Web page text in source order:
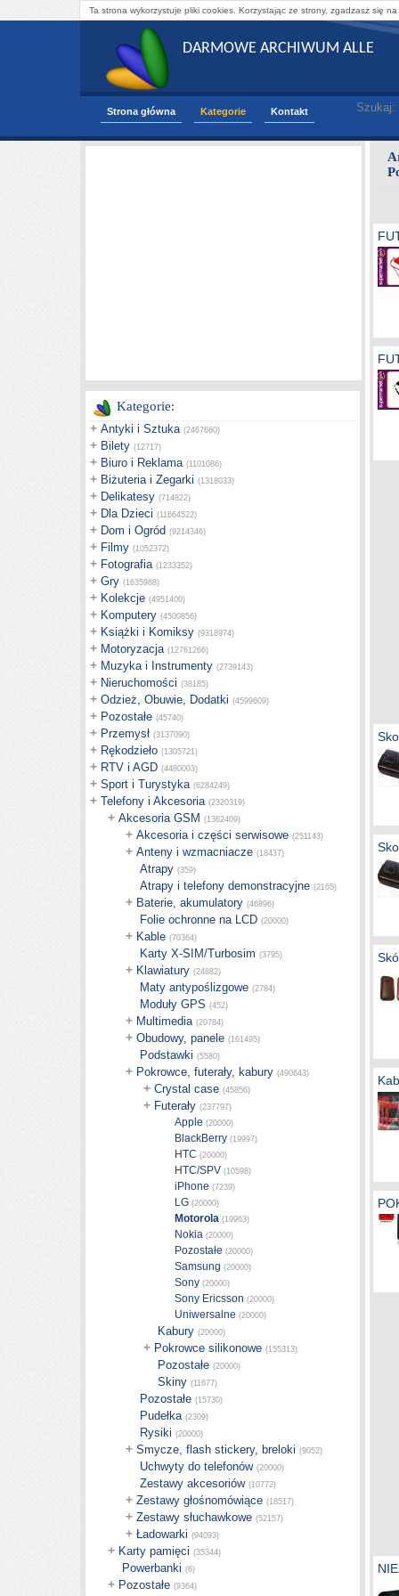
Ta strona wykorzystuje pliki cookies. Korzystając ze strony, zgadzasz się
DARMOWE ARCHIWUM ALLE
Strona główna Kategorie Kontakt Szukaj:
Kategorie:
+ Antyki i Sztuka (2467660)
+ Bilety (12717)
+ Biuro i Reklama (1101086)
+ Biżuteria i Zegarki (1318033)
+ Delikatesy (714822)
+ Dla Dzieci (11664522)
+ Dom i Ogród (9214346)
+ Filmy (1052372)
+ Fotografia (1233352)
+ Gry (1635988)
+ Kolekcje (4951400)
+ Komputery (4500856)
+ Książki i Komiksy (9318974)
+ Motoryzacja (12761266)
+ Muzyka i Instrumenty (2739143)
+ Nieruchomości (38185)
+ Odzież, Obuwie, Dodatki (4599609)
+ Pozostałe (45740)
+ Przemysł (3137090)
+ Rękodzieło (1305721)
+ RTV i AGD (4480003)
+ Sport i Turystyka (6284249)
+ Telefony i Akcesoria (2320319)
+ Akcesoria GSM (1362409)
+ Akcesoria i części serwisowe (251143)
+ Anteny i wzmacniacze (18437)
Atrapy (359)
Atrapy i telefony demonstracyjne (2165)
+ Baterie, akumulatory (46896)
Folie ochronne na LCD (20000)
+ Kable (70364)
Karty X-SIM/Turbosim (3795)
+ Klawiatury (24882)
Maty antypoślizgowe (2784)
Moduły GPS (452)
+ Multimedia (20784)
+ Obudowy, panele (161495)
Podstawki (5580)
+ Pokrowce, futerały, kabury (490643)
+ Crystal case (45856)
+ Futerały (237797)
Apple (20000)
BlackBerry (19997)
HTC (20000)
HTC/SPV (10598)
iPhone (7239)
LG (20000)
Motorola (19963)
Nokia (20000)
Pozostałe (20000)
Samsung (20000)
Sony (20000)
Sony Ericsson (20000)
Uniwersalne (20000)
Kabury (20000)
+ Pokrowce silikonowe (155313)
Pozostałe (20000)
Skiny (11677)
Pozostałe (15730)
Pudełka (2309)
Rysiki (20000)
+ Smycze, flash stickery, breloki (9052)
Uchwyty do telefonów (20000)
Zestawy akcesoriów (10772)
+ Zestawy głośnomówiące (18517)
+ Zestawy słuchawkowe (52157)
+ Ładowarki (94093)
+ Karty pamięci (35344)
Powerbanki (6)
+ Pozostałe (9364)